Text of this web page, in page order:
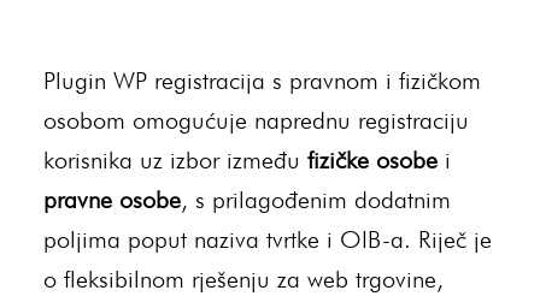
Plugin WP registracija s pravnom i fizičkom
osobom omogućuje naprednu registraciju
korisnika uz izbor između fizičke osobe i
pravne osobe, s prilagođenim dodatnim
poljima poput naziva tvrtke i OIB-a. Riječ je
o fleksibilnom rješenju za web trgovine,